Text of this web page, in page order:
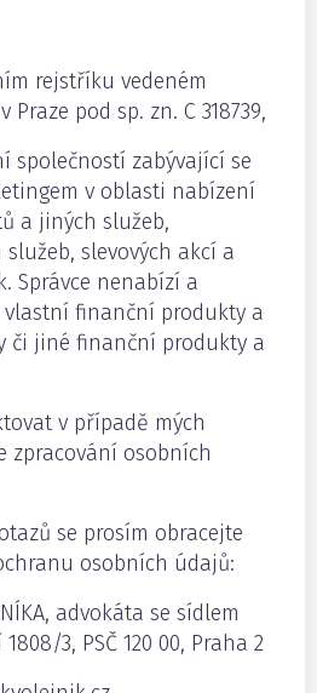
rejstříku vedeném
Praze pod sp. zn. C 318739,
společností zabývající se
v oblasti nabízení
a jiných služeb,
slevových akcí a
Správce nenabízí a
vlastní finanční produkty a
či jiné finanční produkty a
v případě mých
zpracování osobních
se prosím obracejte
osobních údajů:
advokáta se sídlem
3, PSČ 120 00, Praha 2